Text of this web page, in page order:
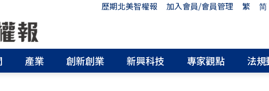
歷期北美智權報 加入會員/會員管理 繁 简
產業 創新創業 新興科技 專家觀點 法規